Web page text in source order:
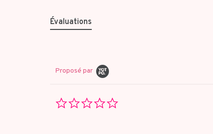
Évaluations
Proposé par